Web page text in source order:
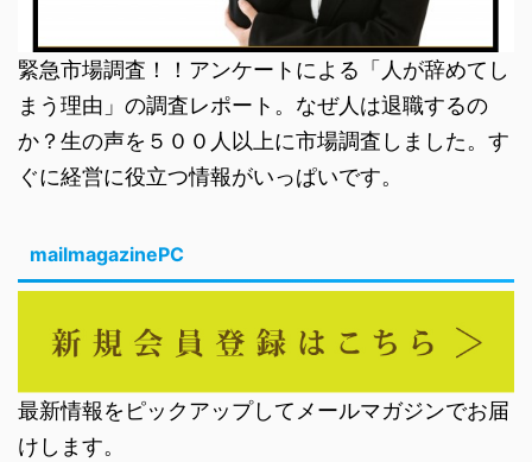
緊急市場調査！！アンケートによる「人が辞めてし
まう理由」の調査レポート。なぜ人は退職するの
か？生の声を５００人以上に市場調査しました。す
ぐに経営に役立つ情報がいっぱいです。
mailmagazinePC
最新情報をピックアップしてメールマガジンでお届
けします。